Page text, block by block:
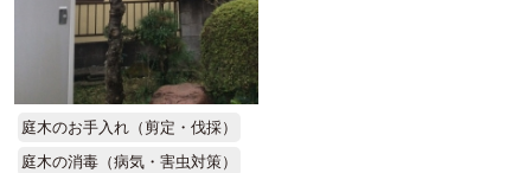
庭木のお手入れ（剪定・伐採）
庭木の消毒（病気・害虫対策）